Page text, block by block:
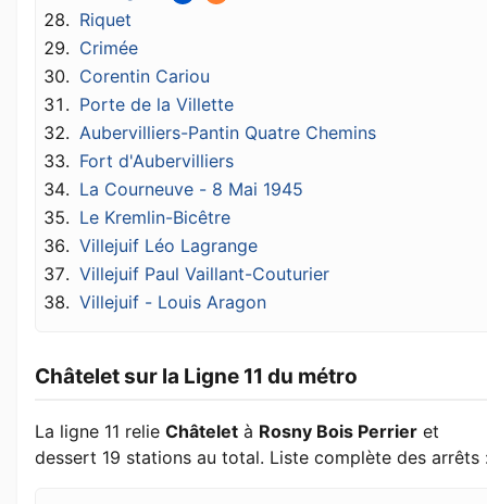
Riquet
Crimée
Corentin Cariou
Porte de la Villette
Aubervilliers-Pantin Quatre Chemins
Fort d'Aubervilliers
La Courneuve - 8 Mai 1945
Le Kremlin-Bicêtre
Villejuif Léo Lagrange
Villejuif Paul Vaillant-Couturier
Villejuif - Louis Aragon
Châtelet sur la Ligne 11 du métro
La ligne 11 relie Châtelet à Rosny Bois Perrier et
dessert 19 stations au total. Liste complète des arrêts